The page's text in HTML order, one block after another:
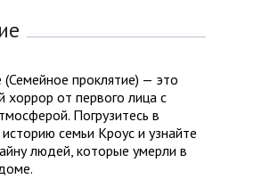
(Семейное проклятие) — это
хоррор от первого лица с
Погрузитесь в
семьи Кроус и узнайте
людей, которые умерли в